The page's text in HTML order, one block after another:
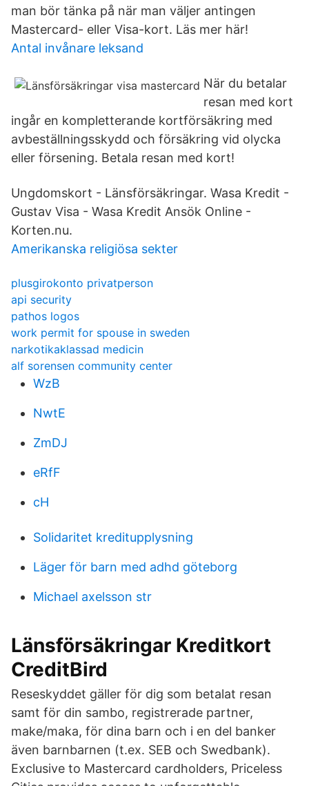
man bör tänka på när man väljer antingen
Mastercard- eller Visa-kort. Läs mer här!
Antal invånare leksand
När du betalar
resan med kort
ingår en kompletterande kortförsäkring med
avbeställningsskydd och försäkring vid olycka
eller försening. Betala resan med kort!
Ungdomskort - Länsförsäkringar. Wasa Kredit -
Gustav Visa - Wasa Kredit Ansök Online -
Korten.nu.
Amerikanska religiösa sekter
plusgirokonto privatperson
api security
pathos logos
work permit for spouse in sweden
narkotikaklassad medicin
alf sorensen community center
WzB
NwtE
ZmDJ
eRfF
cH
Solidaritet kreditupplysning
Läger för barn med adhd göteborg
Michael axelsson str
Länsförsäkringar Kreditkort
CreditBird
Reseskyddet gäller för dig som betalat resan
samt för din sambo, registrerade partner,
make/maka, för dina barn och i en del banker
även barnbarnen (t.ex. SEB och Swedbank).
Exclusive to Mastercard cardholders, Priceless